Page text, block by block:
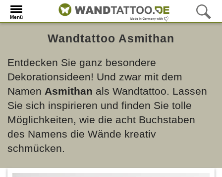
Menü
Wandtattoo Asmithan
Entdecken Sie ganz besondere
Dekorationsideen! Und zwar mit dem
Namen Asmithan als Wandtattoo. Lassen
Sie sich inspirieren und finden Sie tolle
Möglichkeiten, wie die acht Buchstaben
des Namens die Wände kreativ
schmücken.